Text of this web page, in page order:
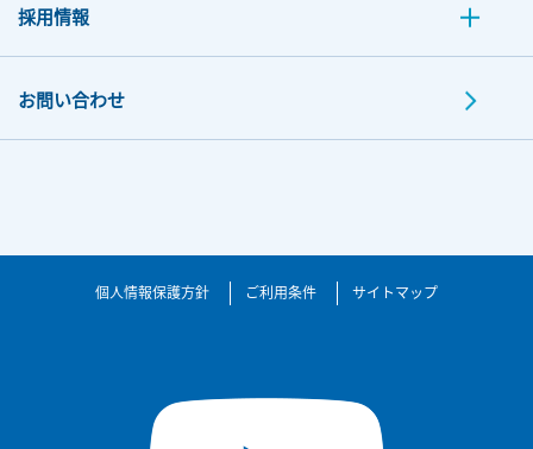
採用情報
お問い合わせ
個人情報保護方針 ご利用条件 サイトマップ